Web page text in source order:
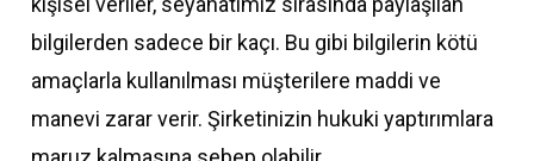
bilgilerden sadece bir kaçı. Bu gibi bilgilerin kötü
amaçlarla kullanılması müşterilere maddi ve
manevi zarar verir. Şirketinizin hukuki yaptırımlara